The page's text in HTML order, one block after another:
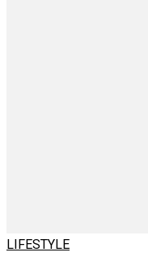
LIFESTYLE